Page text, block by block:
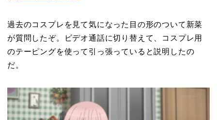
過去のコスプレを見て気になった目の形のついて新菜
が質問したぞ。ビデオ通話に切り替えて、コスプレ用
のテーピングを使って引っ張っていると説明したの
だ。